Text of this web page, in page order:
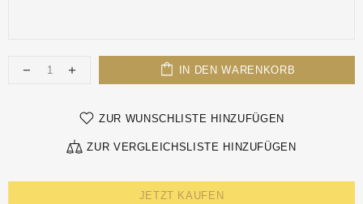
IN DEN WARENKORB
ZUR WUNSCHLISTE HINZUFÜGEN
ZUR VERGLEICHSLISTE HINZUFÜGEN
JETZT KAUFEN